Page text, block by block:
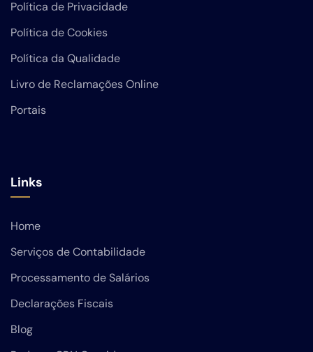
Política de Privacidade
Política de Cookies
Política da Qualidade
Livro de Reclamações Online
Portais
Links
Home
Serviços de Contabilidade
Processamento de Salários
Declarações Fiscais
Blog